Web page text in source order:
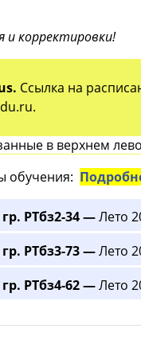
и корректировки!
Ссылка на
в верхнем
обучения:
РТбз2-34 —Лето
РТбз3-73 —Лето
РТбз4-62 —Лето